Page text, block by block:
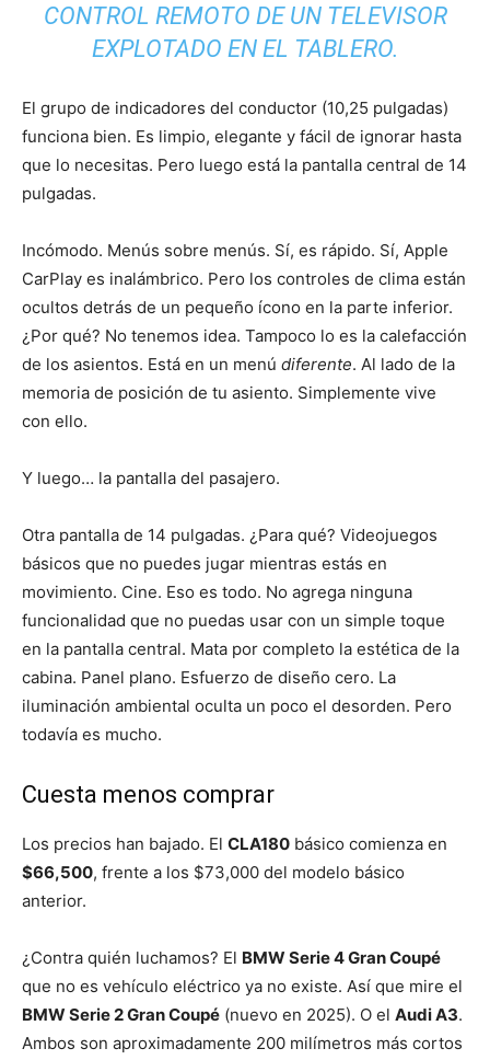
CONTROL REMOTO DE UN TELEVISOR
EXPLOTADO EN EL TABLERO.
El grupo de indicadores del conductor (10,25 pulgadas)
funciona bien. Es limpio, elegante y fácil de ignorar hasta
que lo necesitas. Pero luego está la pantalla central de 14
pulgadas.
Incómodo. Menús sobre menús. Sí, es rápido. Sí, Apple
CarPlay es inalámbrico. Pero los controles de clima están
ocultos detrás de un pequeño ícono en la parte inferior.
¿Por qué? No tenemos idea. Tampoco lo es la calefacción
de los asientos. Está en un menú diferente. Al lado de la
memoria de posición de tu asiento. Simplemente vive
con ello.
Y luego… la pantalla del pasajero.
Otra pantalla de 14 pulgadas. ¿Para qué? Videojuegos
básicos que no puedes jugar mientras estás en
movimiento. Cine. Eso es todo. No agrega ninguna
funcionalidad que no puedas usar con un simple toque
en la pantalla central. Mata por completo la estética de la
cabina. Panel plano. Esfuerzo de diseño cero. La
iluminación ambiental oculta un poco el desorden. Pero
todavía es mucho.
Cuesta menos comprar
Los precios han bajado. El CLA180 básico comienza en
$66,500, frente a los $73,000 del modelo básico
anterior.
¿Contra quién luchamos? El BMW Serie 4 Gran Coupé
que no es vehículo eléctrico ya no existe. Así que mire el
BMW Serie 2 Gran Coupé (nuevo en 2025). O el Audi A3.
Ambos son aproximadamente 200 milímetros más cortos